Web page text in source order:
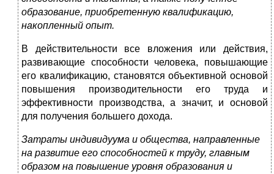
образование, приобретенную квалификацию,
накопленный опыт.
В действительности все вложения или действия,
развивающие способности человека, повышающие
его квалификацию, становятся объективной основой
повышения производительности его труда и
эффективности производства, а значит, и основой
для получения большего дохода.
Затраты индивидуума и общества, направленные
на развитие его способностей к труду, главным
образом на повышение уровня образования и